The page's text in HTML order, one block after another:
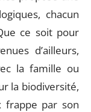
chacun
ce soit pour
d’ailleurs,
la famille ou
la biodiversité,
frappe par son